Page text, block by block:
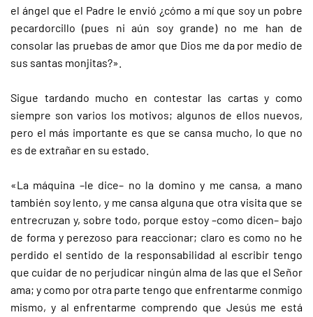
el ángel que el Padre le envió ¿cómo a mí que soy un pobre
pecardorcillo (pues ni aún soy grande) no me han de
consolar las pruebas de amor que Dios me da por medio de
sus santas monjitas?».
Sigue tardando mucho en contestar las cartas y como
siempre son varios los motivos; algunos de ellos nuevos,
pero el más importante es que se cansa mucho, lo que no
es de extrañar en su estado.
«La máquina –le dice– no la domino y me cansa, a mano
también soy lento, y me cansa alguna que otra visita que se
entrecruzan y, sobre todo, porque estoy –como dicen– bajo
de forma y perezoso para reaccionar; claro es como no he
perdido el sentido de la responsabilidad al escribir tengo
que cuidar de no perjudicar ningún alma de las que el Señor
ama; y como por otra parte tengo que enfrentarme conmigo
mismo, y al enfrentarme comprendo que Jesús me está